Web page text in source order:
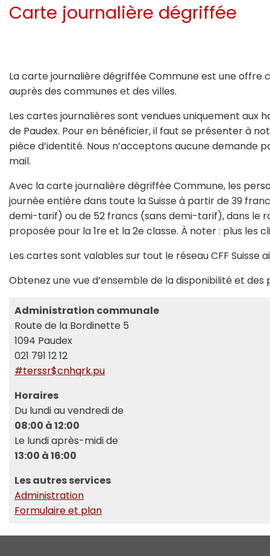
Carte journalière dégriffée
La carte journalière dégriffée Commune est une offre
auprès des communes et des villes.
Les cartes journalières sont vendues uniquement aux
de Paudex. Pour en bénéficier, il faut se présenter à
pièce d’identité. Nous n’acceptons aucune demande
mail.
Avec la carte journalière dégriffée Commune, les
journée entière dans toute la Suisse à partir de 39
demi-tarif) ou de 52 francs (sans demi-tarif), dans le
proposée pour la 1re et la 2e classe. À noter : plus les
Les cartes sont valables sur tout le réseau CFF
Obtenez une vue d’ensemble de la disponibilité et
Administration communale
Route de la Bordinette 5
1094 Paudex
021 791 12 12
#terssr$cnhqrk.pu
Horaires
Du lundi au vendredi de
08:00 à 12:00
Le lundi après-midi de
13:00 à 16:00
Les autres services
Administration
Formulaire et plan